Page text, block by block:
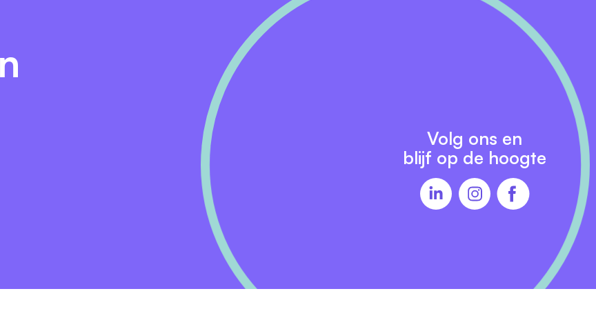
ontvang je bericht over een eventueel vervolg. De
Een assessment maakt onderdeel uit van de procedure en vindt
Volg ons en
blijf op de hoogte